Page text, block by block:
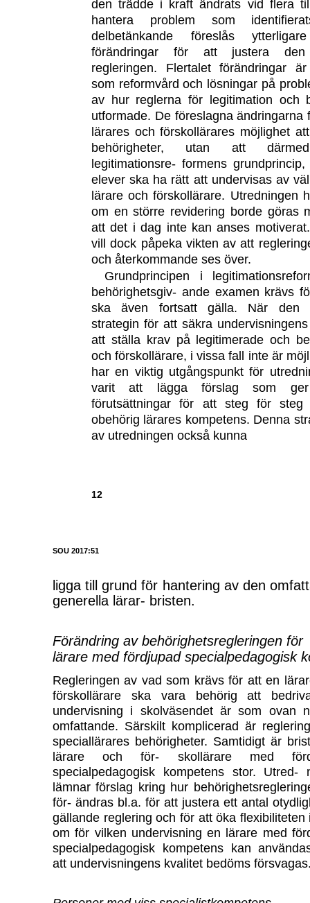
den trädde i kraft ändrats vid flera
hantera problem som
delbetänkande föreslås
förändringar för att justera den
regleringen. Flertalet förändringar
som reformvård och lösningar på
av hur reglerna för legitimation och
utformade. De föreslagna ändringarna
lärares och förskollärares möjlighet
behörigheter, utan att
legitimationsre- formens
elever ska ha rätt att undervisas av
lärare och förskollärare. Utredningen
om en större revidering borde göras
att det i dag inte kan anses
vill dock påpeka vikten av att
och återkommande ses över.
Grundprincipen i
behörighetsgiv- ande examen krävs
ska även fortsatt gälla. När den
strategin för att säkra
att ställa krav på legitimerade och
och förskollärare, i vissa fall inte är
har en viktig utgångspunkt för
varit att lägga förslag som ger
förutsättningar för att steg för steg
obehörig lärares kompetens. Denna
av utredningen också kunna
12
SOU 2017:51
ligga till grund för hantering av den
generella lärar- bristen.
Förändring av behörighetsregleringen för
lärare med fördjupad specialpedagogisk
Regleringen av vad som krävs för att en
förskollärare ska vara behörig att
undervisning i skolväsendet är som ovan
omfattande. Särskilt komplicerad är
speciallärares behörigheter. Samtidigt är
lärare och för- skollärare med
specialpedagogisk kompetens stor. Utred-
lämnar förslag kring hur
för- ändras bl.a. för att justera ett antal
gällande reglering och för att öka flexibiliteten
om för vilken undervisning en lärare med
specialpedagogisk kompetens kan
att undervisningens kvalitet bedöms